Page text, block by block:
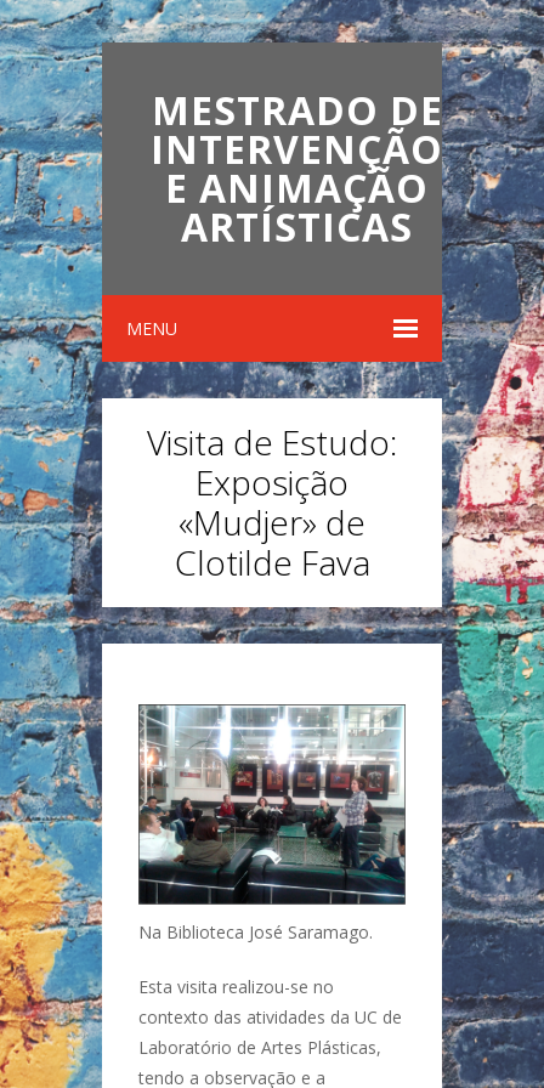
MESTRADO DE
INTERVENÇÃO
E ANIMAÇÃO
ARTÍSTICAS
MENU
Visita de Estudo:
Exposição
«Mudjer» de
Clotilde Fava
Na Biblioteca José Saramago.
Esta visita realizou-se no
contexto das atividades da UC de
Laboratório de Artes Plásticas,
tendo a observação e a